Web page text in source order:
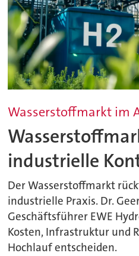
Wasserstoffmarkt im
industrielle
Der Wasserstoffmarkt
industrielle Praxis. Dr.
Geschäftsführer EWE
Kosten, Infrastruktur und
Hochlauf entscheiden.